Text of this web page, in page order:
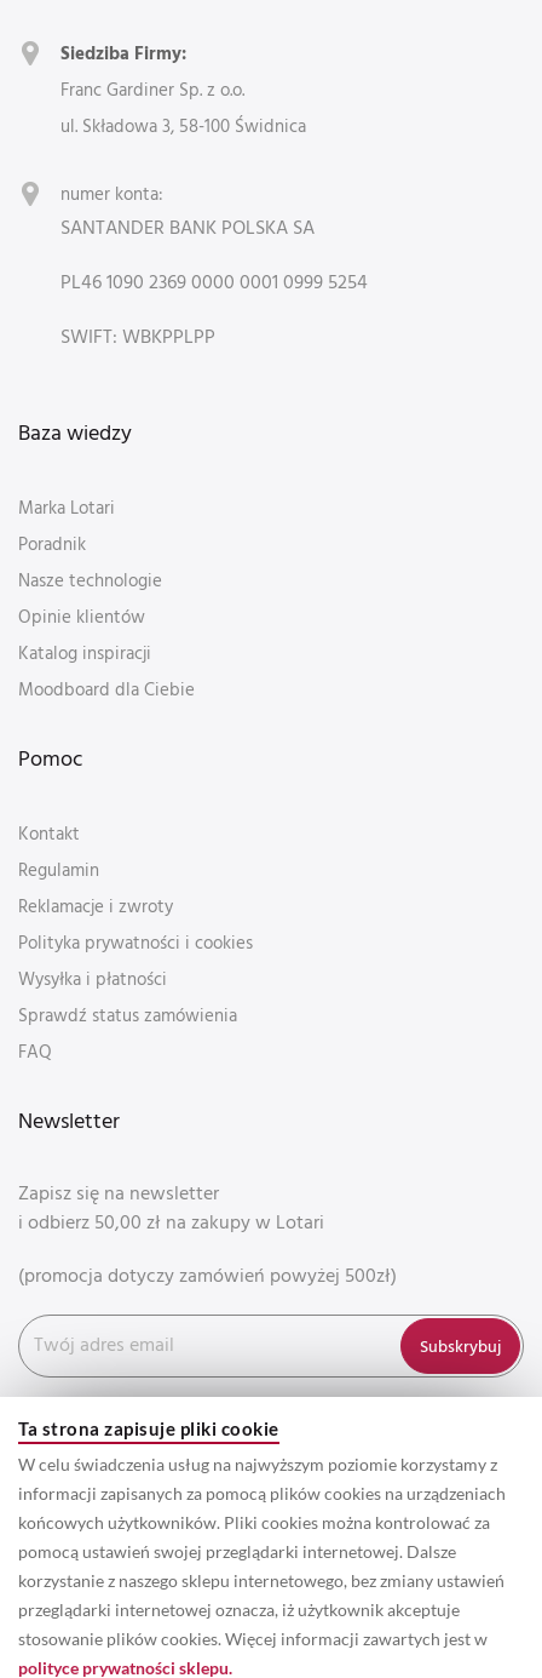
Ta strona zapisuje pliki cookie
W celu świadczenia usług na najwyższym poziomie korzystamy z
informacji zapisanych za pomocą plików cookies na urządzeniach
końcowych użytkowników. Pliki cookies można kontrolować za
pomocą ustawień swojej przeglądarki internetowej. Dalsze
korzystanie z naszego sklepu internetowego, bez zmiany ustawień
przeglądarki internetowej oznacza, iż użytkownik akceptuje
stosowanie plików cookies. Więcej informacji zawartych jest w
polityce prywatności sklepu.
Siedziba Firmy:
Franc Gardiner Sp. z o.o.
ul. Składowa 3, 58-100 Świdnica
numer konta:
SANTANDER BANK POLSKA SA
PL46 1090 2369 0000 0001 0999 5254
SWIFT: WBKPPLPP
Baza wiedzy
Marka Lotari
Poradnik
Nasze technologie
Opinie klientów
Katalog inspiracji
Moodboard dla Ciebie
Pomoc
Kontakt
Regulamin
Reklamacje i zwroty
Polityka prywatności i cookies
Wysyłka i płatności
Sprawdź status zamówienia
FAQ
Newsletter
Zapisz się na newsletter
i odbierz 50,00 zł na zakupy w Lotari
(promocja dotyczy zamówień powyżej 500zł)
Subskrybuj
© 2022 Prawa autorskie do wszystkich informacji oraz zdjęć
zamieszczonych w serwisie należą do właściciela marki Lotari. /